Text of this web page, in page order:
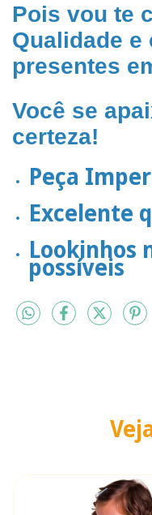
Pois vou te
Qualidade e
presentes
Você se
certeza!
Peça
Excelente
Lookinhos
possíveis